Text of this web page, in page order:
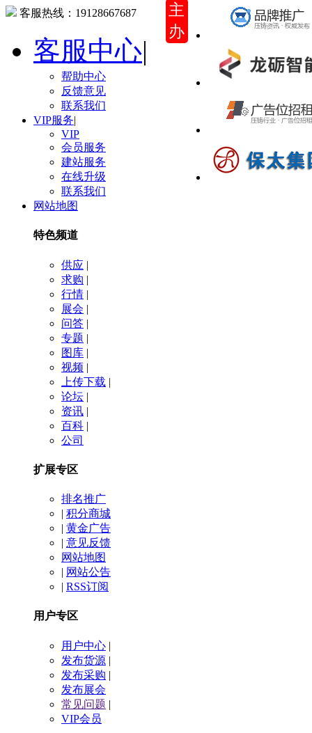
客服热线： 19128667687
客服中心|
帮助中心
反馈意见
联系我们
VIP服务|
VIP
会员服务
建站服务
在线升级
联系我们
网站地图
特色频道
供应 |
求购 |
行情 |
展会 |
问答 |
专题 |
图库 |
视频 |
上传下载 |
论坛 |
资讯 |
百科 |
公司
扩展专区
排名推广
| 积分商城
| 黄金广告
| 意见反馈
网站地图
| 网站公告
| RSS订阅
用户专区
用户中心 |
发布货源 |
发布采购 |
发布展会
常见问题 |
VIP会员
主
办